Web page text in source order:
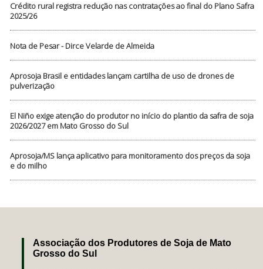
Crédito rural registra redução nas contratações ao final do Plano Safra
2025/26
Nota de Pesar - Dirce Velarde de Almeida
Aprosoja Brasil e entidades lançam cartilha de uso de drones de
pulverização
El Niño exige atenção do produtor no início do plantio da safra de soja
2026/2027 em Mato Grosso do Sul
Aprosoja/MS lança aplicativo para monitoramento dos preços da soja
e do milho
Associação dos Produtores de Soja de Mato
Grosso do Sul